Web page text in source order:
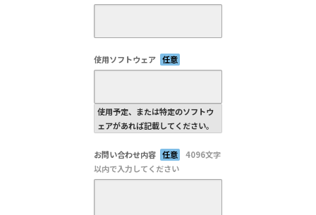
使用ソフトウェア 任意
使用予定、または特定のソフトウ
ェアがあれば記載してください。
お問い合わせ内容 任意
4096文字
以内で入力してください